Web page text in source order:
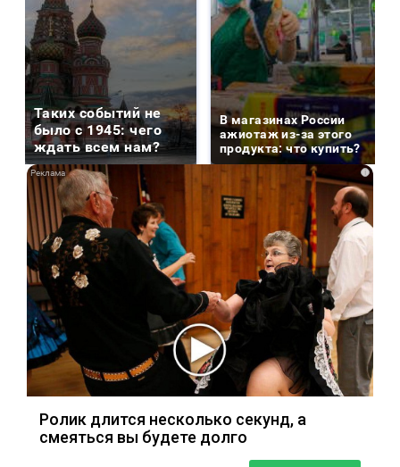
Таких событий не
было с 1945: чего
ждать всем нам?
В магазинах России
ажиотаж из-за этого
продукта: что купить?
i
Ролик длится несколько секунд, а
смеяться вы будете долго